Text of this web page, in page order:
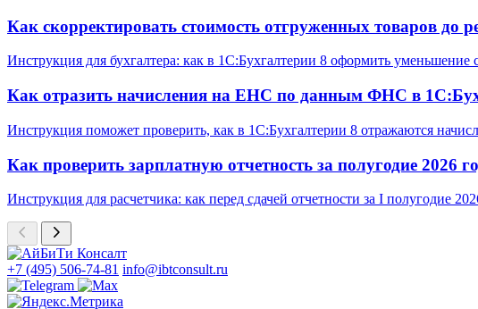
Как скорректировать стоимость отгруженных товаров до
Инструкция для бухгалтера: как в 1С:Бухгалтерии 8 оформить
Как отразить начисления на ЕНС по данным ФНС в
Инструкция поможет проверить, как в 1С:Бухгалтерии 8 отражаются
Как проверить зарплатную отчетность за полугодие 2026
Инструкция для расчетчика: как перед сдачей отчетности за I
+7 (495) 506-74-81 info@ibtconsult.ru